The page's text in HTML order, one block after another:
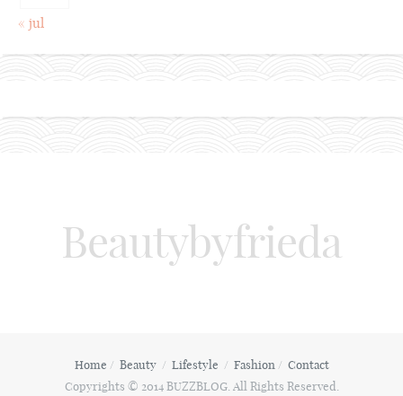
« jul
Beautybyfrieda
Home Beauty Lifestyle Fashion
Contact
Copyrights © 2014 BUZZBLOG. All Rights Reserved.